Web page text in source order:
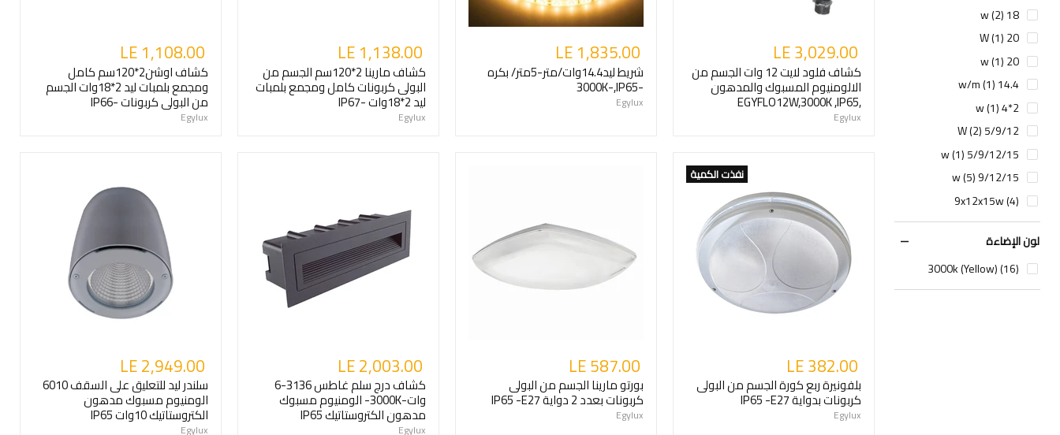
18 w (2)
20 W (1)
20 w (1)
14.4 w/m (1)
2*4 w (1)
5/9/12 W (2)
5/9/12/15 w (1)
9/12/15 w (5)
9x12x15w (4)
لون الإضاءة
3000k (Yellow) (16)
LE 3,029.00
كشاف فلود لايت 12 وات الجسم من
الالومنيوم المسبوك والمدهون
,EGYFLO12W,3000K ,IP65
Egylux
LE 1,835.00
شريط ليد14.4وات/متر-5متر/ بكره
-3000K-,IP65
Egylux
LE 1,138.00
كشاف مارينا 2*120سم الجسم من
البولى كربونات كامل ومجمع بلمبات
ليد 2*18وات -IP67
Egylux
LE 1,108.00
كشاف اوشن2*120سم كامل
ومجمع بلمبات ليد 2*18وات الجسم
من البولى كربونات -IP66
Egylux
نفذت الكمية
LE 382.00
بلفونيرة ربع كورة الجسم من البولى
كربونات بدواية IP65 -E27
Egylux
LE 587.00
بورتو مارينا الجسم من البولى
كربونات بعدد 2 دواية IP65 -E27
Egylux
LE 2,003.00
كشاف درج سلم غاطس 3136-6
وات-3000K- الومنيوم مسبوك
مدهون الكتروستاتيك IP65
Egylux
LE 2,949.00
سلندر ليد للتعليق على السقف 6010
الومنيوم مسبوك مدهون
الكتروستاتيك 10وات IP65
Egylux